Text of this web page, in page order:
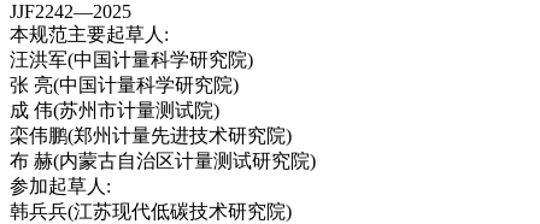
JJF2242—2025
本规范主要起草人:
汪洪军(中国计量科学研究院)
张 亮(中国计量科学研究院)
成 伟(苏州市计量测试院)
栾伟鹏(郑州计量先进技术研究院)
布 赫(内蒙古自治区计量测试研究院)
参加起草人:
韩兵兵(江苏现代低碳技术研究院)